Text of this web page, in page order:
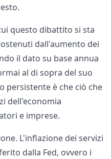
questo dibattito si sta
dall'aumento dei
il dato su base annua
al di sopra del suo
persistente è che ciò che
dell'economia
e imprese.
L'inflazione dei servizi
dalla Fed, ovvero i